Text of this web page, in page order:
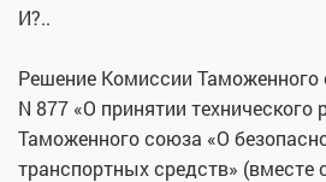
И?..
Решение Комиссии Таможенного
N 877 «О принятии технического
Таможенного союза «О
транспортных средств» (вместе